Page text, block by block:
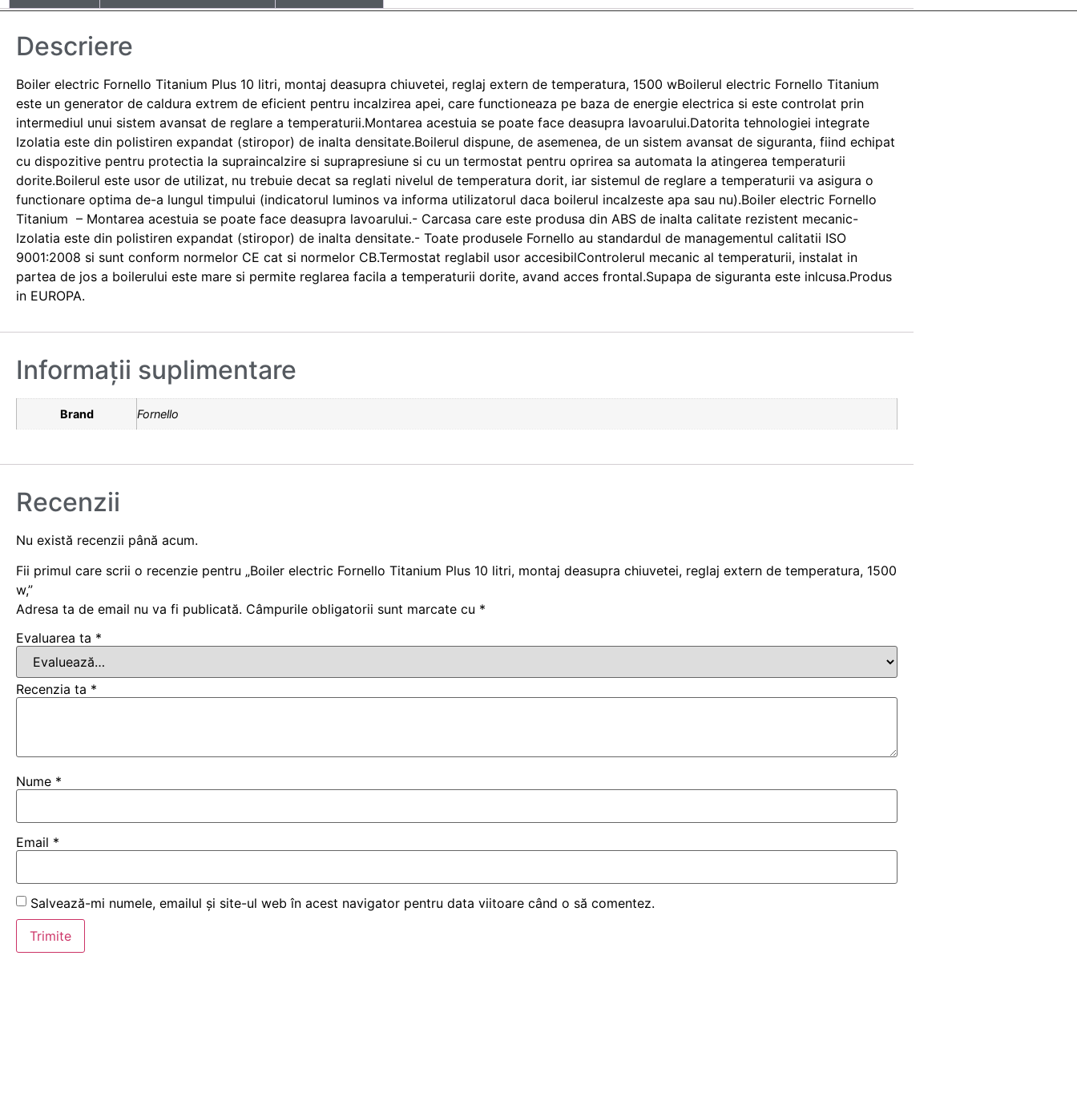
Descriere
Boiler electric Fornello Titanium Plus 10 litri, montaj deasupra chiuvetei, reglaj extern de temperatura, 1500 wBoilerul electric Fornello Titanium
este un generator de caldura extrem de eficient pentru incalzirea apei, care functioneaza pe baza de energie electrica si este controlat prin
intermediul unui sistem avansat de reglare a temperaturii.Montarea acestuia se poate face deasupra lavoarului.Datorita tehnologiei integrate
Izolatia este din polistiren expandat (stiropor) de inalta densitate.Boilerul dispune, de asemenea, de un sistem avansat de siguranta, fiind echipat
cu dispozitive pentru protectia la supraincalzire si suprapresiune si cu un termostat pentru oprirea sa automata la atingerea temperaturii
dorite.Boilerul este usor de utilizat, nu trebuie decat sa reglati nivelul de temperatura dorit, iar sistemul de reglare a temperaturii va asigura o
functionare optima de-a lungul timpului (indicatorul luminos va informa utilizatorul daca boilerul incalzeste apa sau nu).Boiler electric Fornello
Titanium – Montarea acestuia se poate face deasupra lavoarului.- Carcasa care este produsa din ABS de inalta calitate rezistent mecanic-
Izolatia este din polistiren expandat (stiropor) de inalta densitate.- Toate produsele Fornello au standardul de managementul calitatii ISO
9001:2008 si sunt conform normelor CE cat si normelor CB.Termostat reglabil usor accesibilControlerul mecanic al temperaturii, instalat in
partea de jos a boilerului este mare si permite reglarea facila a temperaturii dorite, avand acces frontal.Supapa de siguranta este inlcusa.Produs
in EUROPA.
Informații suplimentare
Brand Fornello
Recenzii
Nu există recenzii până acum.
Fii primul care scrii o recenzie pentru „Boiler electric Fornello Titanium Plus 10 litri, montaj deasupra chiuvetei, reglaj extern de temperatura, 1500
w,”
Adresa ta de email nu va fi publicată. Câmpurile obligatorii sunt marcate cu *
Evaluarea ta *
Recenzia ta *
Nume *
Email *
Salvează-mi numele, emailul și site-ul web în acest navigator pentru data viitoare când o să comentez.